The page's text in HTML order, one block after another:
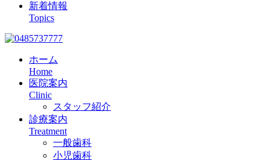
新着情報
Topics
ホーム
Home
医院案内
Clinic
スタッフ紹介
診療案内
Treatment
一般歯科
小児歯科